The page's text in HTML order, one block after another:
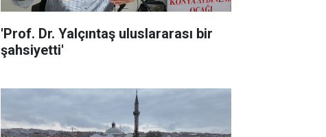
'Prof. Dr. Yalçıntaş uluslararası bir
şahsiyetti'